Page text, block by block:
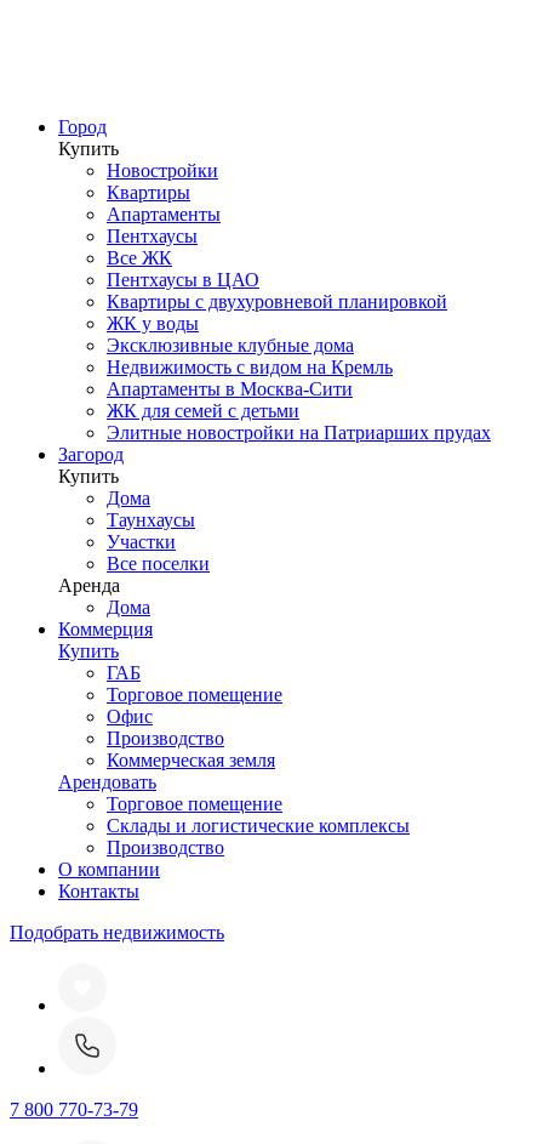
Город
Купить
Новостройки
Квартиры
Апартаменты
Пентхаусы
Все ЖК
Пентхаусы в ЦАО
Квартиры с двухуровневой планировкой
ЖК у воды
Эксклюзивные клубные дома
Недвижимость с видом на Кремль
Апартаменты в Москва-Сити
ЖК для семей с детьми
Элитные новостройки на Патриарших прудах
Загород
Купить
Дома
Таунхаусы
Участки
Все поселки
Аренда
Дома
Коммерция
Купить
ГАБ
Торговое помещение
Офис
Производство
Коммерческая земля
Арендовать
Торговое помещение
Склады и логистические комплексы
Производство
О компании
Контакты
Подобрать недвижимость
7 800 770-73-79